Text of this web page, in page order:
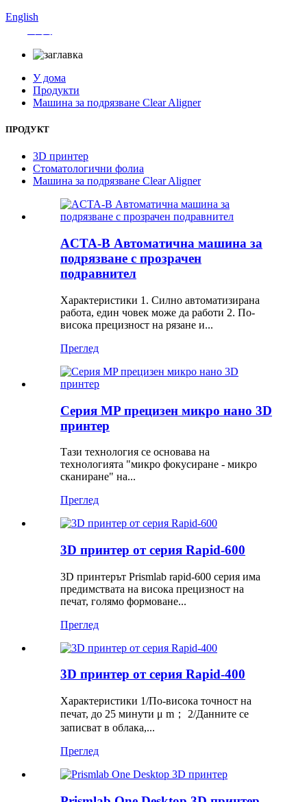
English
У дома
Продукти
Машина за подрязване Clear Aligner
ПРОДУКТ
3D принтер
Стоматологични фолиа
Машина за подрязване Clear Aligner
ACTA-B Автоматична машина за
подрязване с прозрачен
подравнител
Характеристики 1. Силно автоматизирана
работа, един човек може да работи 2. По-
висока прецизност на рязане и...
Преглед
Серия MP прецизен микро нано 3D
принтер
Тази технология се основава на
технологията "микро фокусиране - микро
сканиране" на...
Преглед
3D принтер от серия Rapid-600
3D принтерът Prismlab rapid-600 серия има
предимствата на висока прецизност на
печат, голямо формоване...
Преглед
3D принтер от серия Rapid-400
Характеристики 1/По-висока точност на
печат, до 25 минути μ m； 2/Данните се
записват в облака,...
Преглед